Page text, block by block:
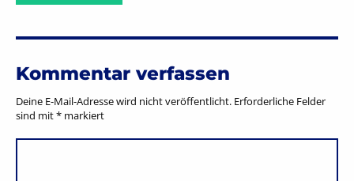
Kommentar verfassen
Deine E-Mail-Adresse wird nicht veröffentlicht. Erforderliche Felder
sind mit* markiert